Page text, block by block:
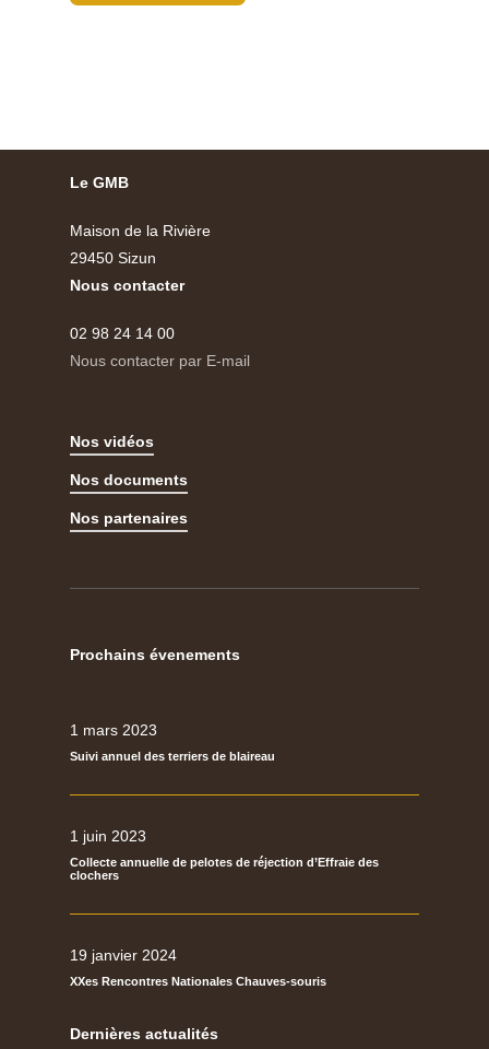
Le GMB
Maison de la Rivière
29450 Sizun
Nous contacter
02 98 24 14 00
Nous contacter par E-mail
Nos vidéos
Nos documents
Nos partenaires
Prochains évenements
1 mars 2023
Suivi annuel des terriers de blaireau
1 juin 2023
Collecte annuelle de pelotes de réjection d’Effraie des
clochers
19 janvier 2024
XXes Rencontres Nationales Chauves-souris
Dernières actualités